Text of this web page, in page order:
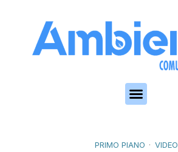
PRIMO PIANO VIDEO